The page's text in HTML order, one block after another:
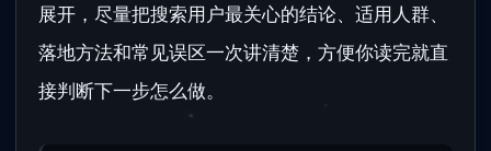
展开，尽量把搜索用户最关心的结论、适用人群、
落地方法和常见误区一次讲清楚，方便你读完就直
接判断下一步怎么做。